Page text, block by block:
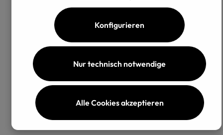
Nur technisch notwendige
Konfigurieren
Alle Cookies akzeptieren